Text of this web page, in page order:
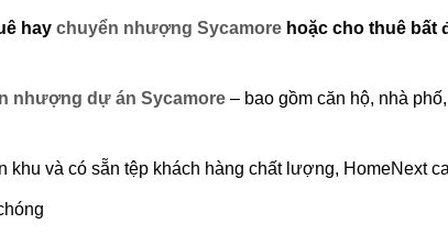
hay chuyển nhượng Sycamore hoặc cho thuê bất
nhượng dự án Sycamore – bao gồm căn hộ, nhà
khu và có sẵn tệp khách hàng chất lượng, HomeNext